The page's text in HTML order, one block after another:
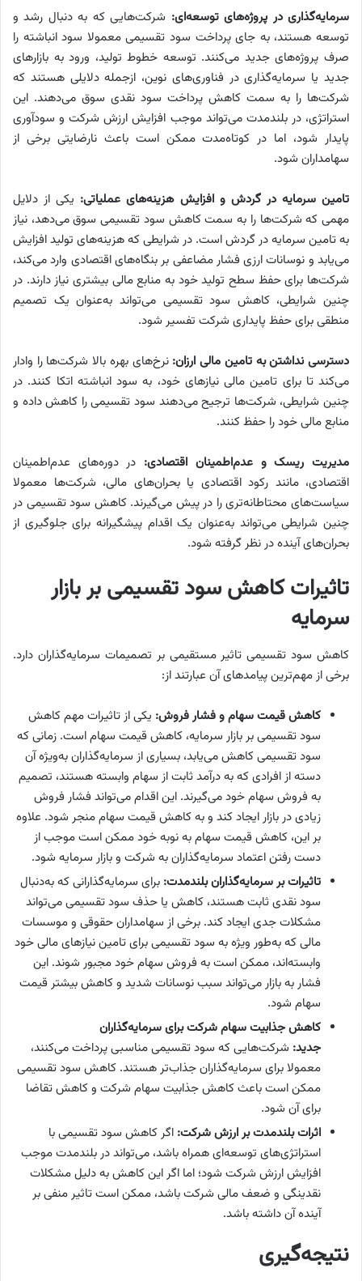
سرمایه‌گذاری در پروژه‌‌‌های توسعه‌‌‌ای: شرکت‌هایی که به دنبال رشد و
توسعه هستند، به جای پرداخت سود تقسیمی معمولا سود انباشته را
صرف پروژه‌‌‌های جدید می‌کنند. توسعه خطوط تولید، ورود به بازارهای
جدید یا سرمایه‌گذاری در فناوری‌‌‌های نوین، ازجمله دلایلی هستند که
شرکت‌ها را به سمت کاهش پرداخت سود نقدی سوق می‌دهند. این
استراتژی، در بلندمدت می‌‌‌تواند موجب افزایش ارزش شرکت و سودآوری
پایدار شود، اما در کوتاه‌‌‌مدت ممکن است باعث نارضایتی برخی از
سهامداران شود.
تامین سرمایه در گردش و افزایش هزینه‌‌‌های عملیاتی: یکی از دلایل
مهمی که شرکت‌ها را به سمت کاهش سود تقسیمی سوق می‌دهد، نیاز
به تامین سرمایه در گردش است. در شرایطی که هزینه‌‌‌های تولید افزایش
می‌‌‌یابد و نوسانات ارزی فشار مضاعفی بر بنگاه‌‌‌های اقتصادی وارد می‌کند،
شرکت‌ها برای حفظ سطح تولید خود به منابع مالی بیشتری نیاز دارند. در
چنین شرایطی، کاهش سود تقسیمی می‌‌‌تواند به‌‌‌عنوان یک تصمیم
منطقی برای حفظ پایداری شرکت تفسیر شود.
‌دسترسی نداشتن به تامین مالی ارزان:نرخ‌های بهره بالا شرکت‌ها را وادار
می‌کند تا برای تامین مالی نیازهای خود، به سود انباشته اتکا کنند. در
چنین شرایطی، شرکت‌ها ترجیح می‌دهند سود تقسیمی را کاهش داده و
منابع مالی خود را حفظ کنند.
مدیریت ریسک و عدم‌اطمینان اقتصادی: در دوره‌‌‌های عدم‌اطمینان
اقتصادی، مانند رکود اقتصادی یا بحران‌های مالی، شرکت‌ها معمولا
سیاست‌‌‌های محتاطانه‌‌‌تری را در پیش می‌‌‌گیرند. کاهش سود تقسیمی در
چنین شرایطی می‌‌‌تواند به‌‌‌عنوان یک اقدام پیشگیرانه برای جلوگیری از
بحران‌های آینده در نظر گرفته شود.
تاثیرات کاهش سود تقسیمی بر بازار
سرمایه
کاهش سود تقسیمی تاثیر مستقیمی بر تصمیمات سرمایه‌گذاران دارد.
برخی از مهم‌ترین پیامدهای آن عبارتند از:
کاهش قیمت سهام و فشار فروش: یکی از تاثیرات مهم کاهش
سود تقسیمی بر بازار سرمایه، کاهش قیمت سهام است. زمانی که
سود تقسیمی کاهش می‌‌‌یابد، بسیاری از سرمایه‌گذاران به‌‌‌ویژه آن
دسته از افرادی که به درآمد ثابت از سهام وابسته هستند، تصمیم
به فروش سهام خود می‌‌‌گیرند. این اقدام می‌‌‌تواند فشار فروش
زیادی در بازار ایجاد کند و به کاهش قیمت سهام منجر شود. علاوه
بر این، کاهش قیمت سهام به نوبه خود ممکن است موجب از
دست رفتن اعتماد سرمایه‌گذاران به شرکت و بازار سرمایه شود.
تاثیرات بر سرمایه‌گذاران بلندمدت: برای سرمایه‌گذارانی که به‌‌‌دنبال
سود نقدی ثابت هستند، کاهش یا حذف سود تقسیمی می‌‌‌تواند
مشکلات جدی ایجاد کند. برخی از سهامداران حقوقی و موسسات
مالی که به‌‌‌طور ویژه به سود تقسیمی برای تامین نیازهای مالی خود
وابسته‌‌‌اند، ممکن است به فروش سهام خود مجبور شوند. این
فشار به بازار می‌‌‌تواند سبب نوسانات شدید و کاهش بیشتر قیمت
سهام شود.
کاهش جذابیت سهام شرکت برای سرمایه‌گذاران
جدید: شرکت‌هایی که سود تقسیمی مناسبی پرداخت می‌کنند،
معمولا برای سرمایه‌گذاران جذاب‌‌‌تر هستند. کاهش سود تقسیمی
ممکن است باعث کاهش جذابیت سهام شرکت و کاهش تقاضا
برای آن شود.
اثرات بلندمدت بر ارزش شرکت: اگر کاهش سود تقسیمی با
استراتژی‌‌‌های توسعه‌‌‌ای همراه باشد، می‌‌‌تواند در بلندمدت موجب
افزایش ارزش شرکت شود؛ اما اگر این کاهش به دلیل مشکلات
نقدینگی و ضعف مالی شرکت باشد، ممکن است تاثیر منفی بر
آینده آن داشته باشد.
نتیجه‌‌‌گیری